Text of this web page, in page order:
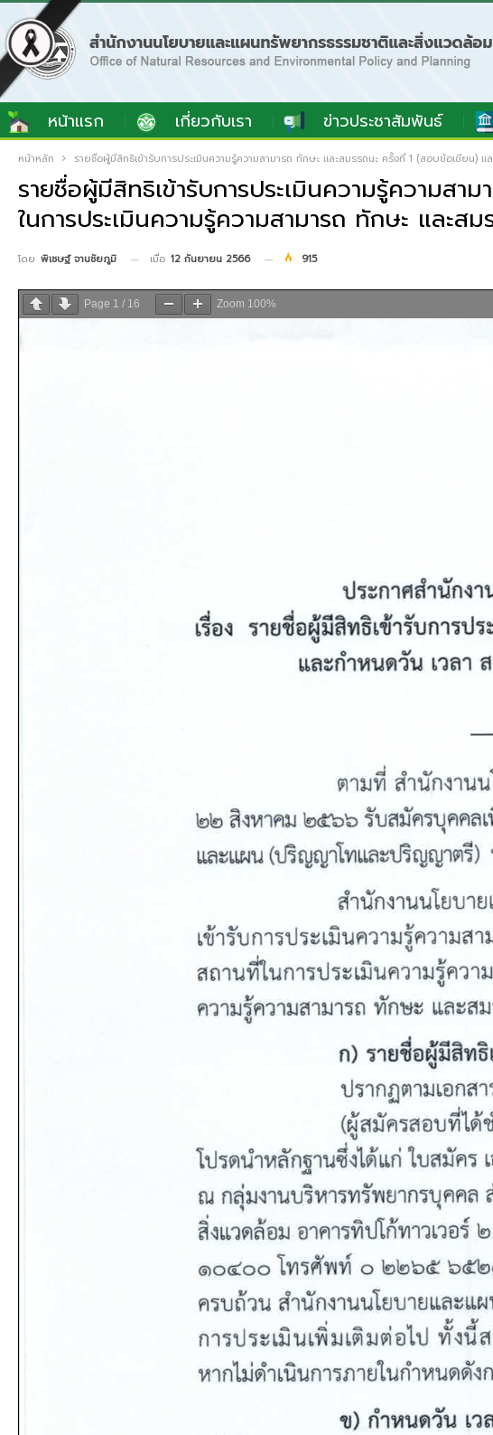
หน้าแรก เกี่ยวกับเรา ข่าวประชาสัมพันธ์
หน้าหลัก รายชื่อผู้มีสิทธิเข้ารับการประเมินความรู้ความสามารถ ทักษะ และสมรรถนะ ครั้งที่ 1 (สอบข้อเขียน)
รายชื่อผู้มีสิทธิเข้ารับการประเมินความรู้ความส
ในการประเมินความรู้ความสามารถ ทักษะ และส
โดย พิเชษฐ์ จานชัยภูมิ เมื่อ 12 กันยายน 2566 915
Page 1 / 16 Zoom 100%